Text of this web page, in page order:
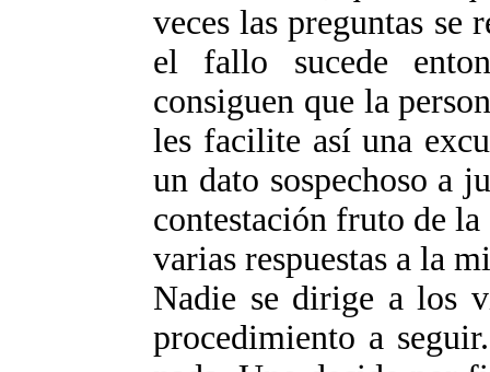
veces las preguntas se
el fallo sucede
consiguen que la
les facilite así una
un dato sospechoso a
contestación fruto de
varias respuestas a la
Nadie se dirige a los
procedimiento a